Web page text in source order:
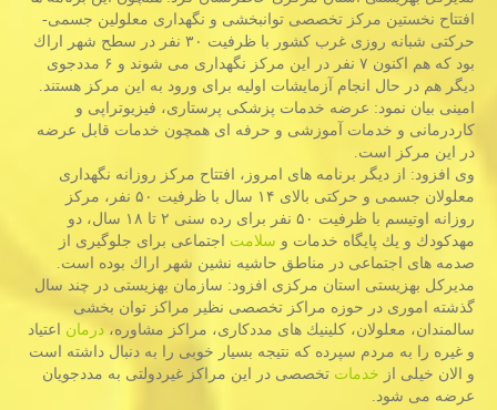
افتتاح نخستین مركز تخصصی توانبخشی و نگهداری معلولین جسمی-
حركتی شبانه روزی غرب كشور با ظرفیت ۳۰ نفر در سطح شهر اراك
بود كه هم اكنون ۷ نفر در این مركز نگهداری می شوند و ۶ مددجوی
دیگر هم در حال انجام آزمایشات اولیه برای ورود به این مركز هستند.
امینی بیان نمود: عرضه خدمات پزشكی پرستاری، فیزیوتراپی و
كاردرمانی و خدمات آموزشی و حرفه ای همچون خدمات قابل عرضه
در این مركز است.
وی افزود: از دیگر برنامه های امروز، افتتاح مركز روزانه نگهداری
معلولان جسمی و حركتی بالای ۱۴ سال با ظرفیت ۵۰ نفر، مركز
روزانه اوتیسم با ظرفیت ۵۰ نفر برای رده سنی ۲ تا ۱۸ سال، دو
مهدكودك و یك پایگاه خدمات و سلامتاجتماعی برای جلوگیری از
صدمه های اجتماعی در مناطق حاشیه نشین شهر اراك بوده است.
مدیركل بهزیستی استان مركزی افزود: سازمان بهزیستی در چند سال
گذشته اموری در حوزه مراكز تخصصی نظیر مراكز توان بخشی
سالمندان، معلولان، كلینیك های مددكاری، مراكز مشاوره، درماناعتیاد
و غیره را به مردم سپرده كه نتیجه بسیار خوبی را به دنبال داشته است
و الان خیلی از خدماتتخصصی در این مراكز غیردولتی به مددجویان
عرضه می شود.